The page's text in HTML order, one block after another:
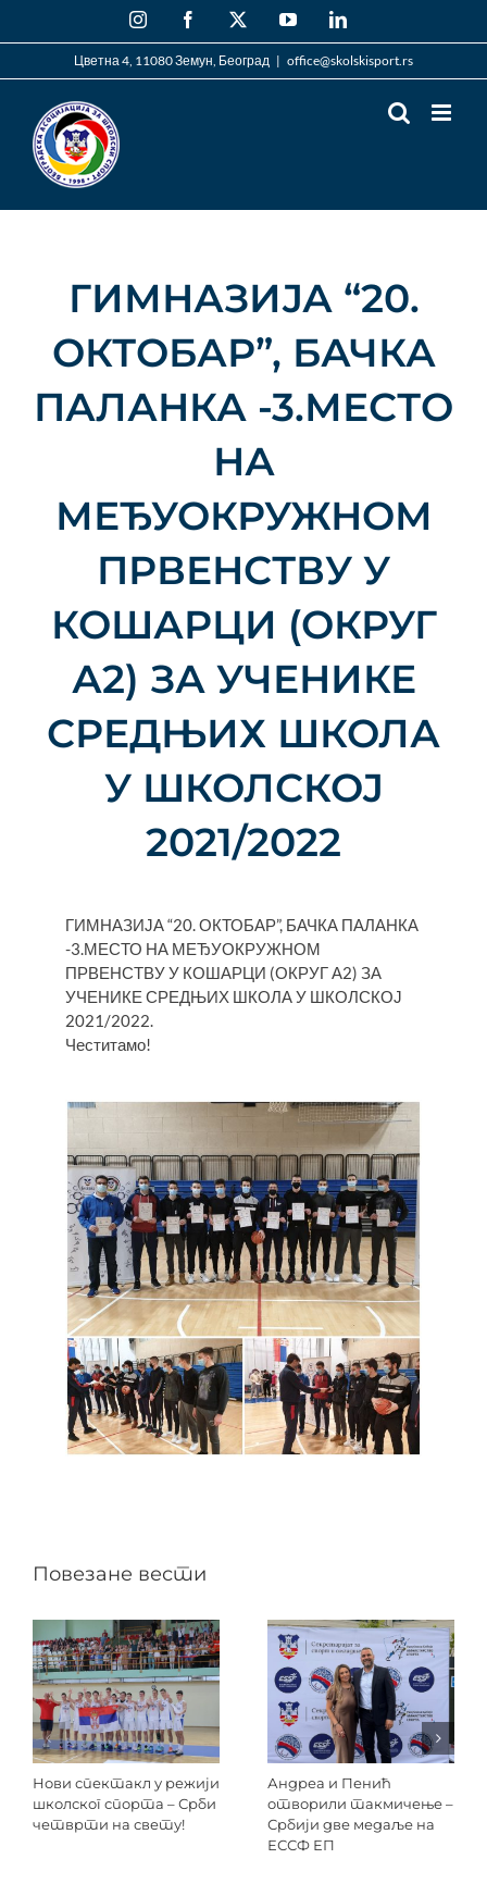
InstagramFacebook YouTubeLinkedIn
Цветна 4, 11080 Земун, Београд | office@skolskisport.rs
ГИМНАЗИЈА “20.
ОКТОБАР”, БАЧКА
ПАЛАНКА -3.МЕСТО
НА
МЕЂУОКРУЖНОМ
ПРВЕНСТВУ У
КОШАРЦИ (ОКРУГ
А2) ЗА УЧЕНИКЕ
СРЕДЊИХ ШКОЛА
У ШКОЛСКОЈ
2021/2022
ГИМНАЗИЈА “20. ОКТОБАР”, БАЧКА ПАЛАНКА
-3.МЕСТО НА МЕЂУОКРУЖНОМ
ПРВЕНСТВУ У КОШАРЦИ (ОКРУГ А2) ЗА
УЧЕНИКЕ СРЕДЊИХ ШКОЛА У ШКОЛСКОЈ
2021/2022.
Честитамо!
Повезане вести
Нови спектакл у режији
школског спорта – Срби
четврти на свету!
Андреа и Пенић
отворили такмичење –
Србији две медаље на
ЕССФ ЕП